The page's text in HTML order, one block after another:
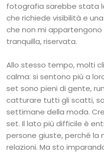
fotografia sarebbe stata
che richiede visibilità e
che non mi
tranquilla, riservata.
Allo stesso tempo, molti
calma: si sentono più a
set sono pieni di gente,
catturare tutti gli scatti,
settimane della moda.
set. Il lato più difficile è
persone giuste, perché la
relazioni. Ma sto